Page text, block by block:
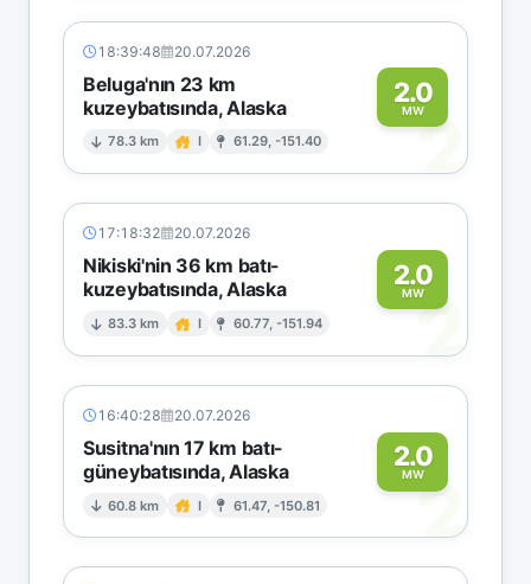
18:39:48 20.07.2026
Beluga'nın 23 km
kuzeybatısında, Alaska
78.3 km I 61.29, -151.40
2.0
MW2
17:18:32 20.07.2026
Nikiski'nin 36 km batı-
kuzeybatısında, Alaska
83.3 km I 60.77, -151.94
2.0
MW2
16:40:28 20.07.2026
Susitna'nın 17 km batı-
güneybatısında, Alaska
60.8 km I 61.47, -150.81
2.0
MW2